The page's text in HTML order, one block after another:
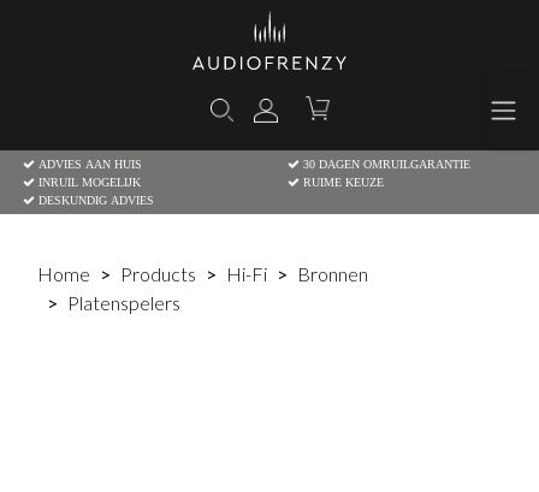
ADVIES AAN HUIS
30 DAGEN OMRUILGARANTIE
INRUIL MOGELIJK
RUIME KEUZE
DESKUNDIG ADVIES
Home Products Hi-Fi
Bronnen
Platenspelers